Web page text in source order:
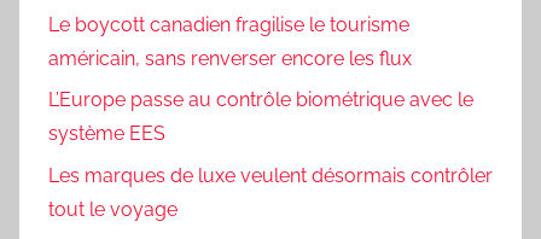
Le boycott canadien fragilise le tourisme
américain, sans renverser encore les flux
L’Europe passe au contrôle biométrique avec le
système EES
Les marques de luxe veulent désormais contrôler
tout le voyage